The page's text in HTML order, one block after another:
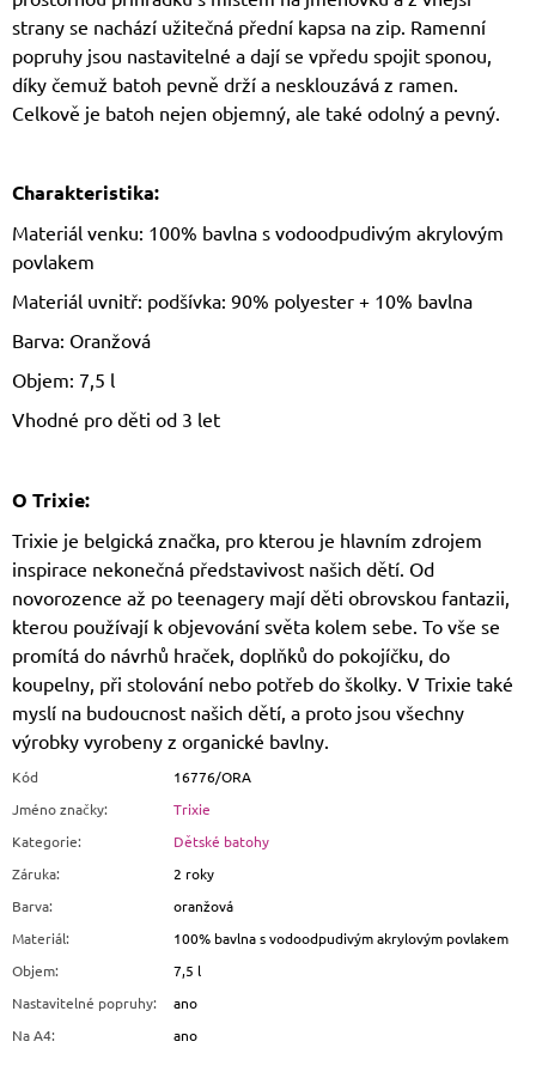
strany se nachází užitečná přední kapsa na zip. Ramenní
popruhy jsou nastavitelné a dají se vpředu spojit sponou,
díky čemuž batoh pevně drží a nesklouzává z ramen.
Celkově je batoh nejen objemný, ale také odolný a pevný.
Charakteristika:
Materiál venku: 100% bavlna s vodoodpudivým akrylovým
povlakem
Materiál uvnitř: podšívka: 90% polyester + 10% bavlna
Barva: Oranžová
Objem: 7,5 l
Vhodné pro děti od 3 let
O Trixie:
Trixie je belgická značka, pro kterou je hlavním zdrojem
inspirace nekonečná představivost našich dětí. Od
novorozence až po teenagery mají děti obrovskou fantazii,
kterou používají k objevování světa kolem sebe. To vše se
promítá do návrhů hraček, doplňků do pokojíčku, do
koupelny, při stolování nebo potřeb do školky. V Trixie také
myslí na budoucnost našich dětí, a proto jsou všechny
výrobky vyrobeny z organické bavlny.
Kód
16776/ORA
Jméno značky:
Trixie
Kategorie:
Dětské batohy
Záruka:
2 roky
Barva:
oranžová
Materiál:
100% bavlna s vodoodpudivým akrylovým povlakem
Objem:
7,5 l
Nastavitelné popruhy:
ano
Na A4: ano